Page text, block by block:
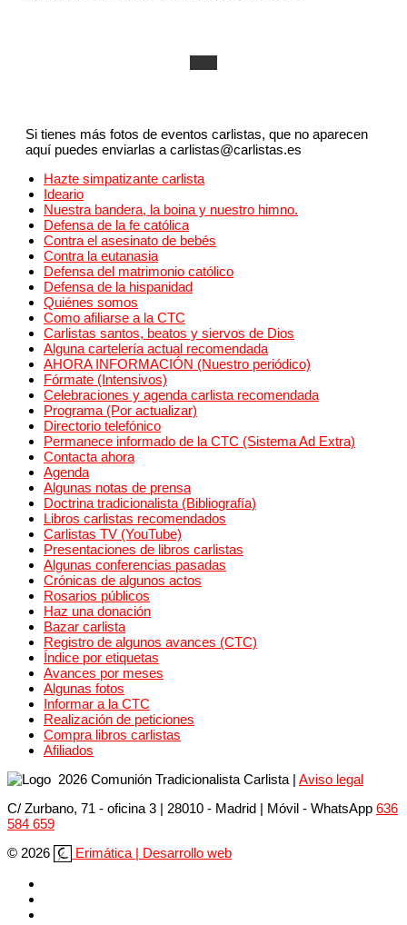
Si tienes más fotos de eventos carlistas, que no aparecen
aquí puedes enviarlas a carlistas@carlistas.es
Hazte simpatizante carlista
Ideario
Nuestra bandera, la boina y nuestro himno.
Defensa de la fe católica
Contra el asesinato de bebés
Contra la eutanasia
Defensa del matrimonio católico
Defensa de la hispanidad
Quiénes somos
Como afiliarse a la CTC
Carlistas santos, beatos y siervos de Dios
Alguna cartelería actual recomendada
AHORA INFORMACIÓN (Nuestro periódico)
Fórmate (Intensivos)
Celebraciones y agenda carlista recomendada
Programa (Por actualizar)
Directorio telefónico
Permanece informado de la CTC (Sistema Ad Extra)
Contacta ahora
Agenda
Algunas notas de prensa
Doctrina tradicionalista (Bibliografía)
Libros carlistas recomendados
Carlistas TV (YouTube)
Presentaciones de libros carlistas
Algunas conferencias pasadas
Crónicas de algunos actos
Rosarios públicos
Haz una donación
Bazar carlista
Registro de algunos avances (CTC)
Índice por etiquetas
Avances por meses
Algunas fotos
Informar a la CTC
Realización de peticiones
Compra libros carlistas
Afiliados
2026 Comunión Tradicionalista Carlista | Aviso legal
C/ Zurbano, 71 - oficina 3 | 28010 - Madrid | Móvil - WhatsApp 636
584 659
© 2026
Erimática | Desarrollo web